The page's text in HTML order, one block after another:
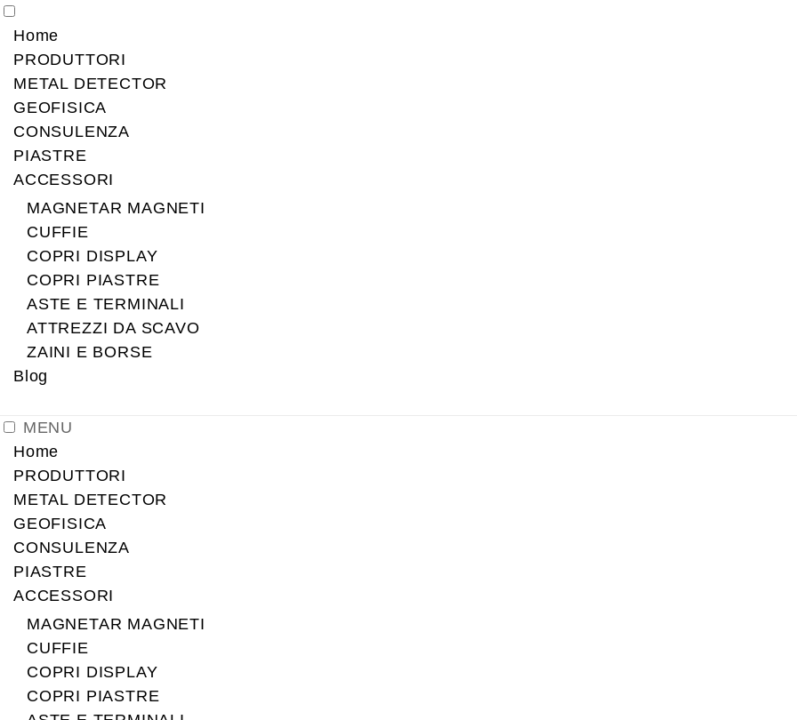
Home
PRODUTTORI
METAL DETECTOR
GEOFISICA
CONSULENZA
PIASTRE
ACCESSORI
MAGNETAR MAGNETI
CUFFIE
COPRI DISPLAY
COPRI PIASTRE
ASTE E TERMINALI
ATTREZZI DA SCAVO
ZAINI E BORSE
Blog
MENU
Home
PRODUTTORI
METAL DETECTOR
GEOFISICA
CONSULENZA
PIASTRE
ACCESSORI
MAGNETAR MAGNETI
CUFFIE
COPRI DISPLAY
COPRI PIASTRE